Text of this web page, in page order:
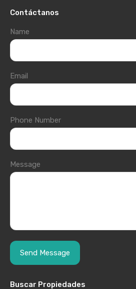
Contáctanos
Name
Email
Phone Number
Message
Buscar Propiedades